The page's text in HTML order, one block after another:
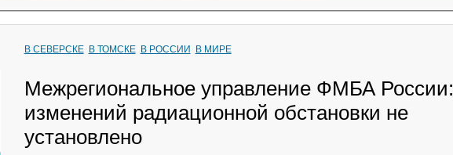
В СЕВЕРСКЕ В ТОМСКЕ В РОССИИ В МИРЕ
Межрегиональное управление ФМБА России:
изменений радиационной обстановки не
установлено